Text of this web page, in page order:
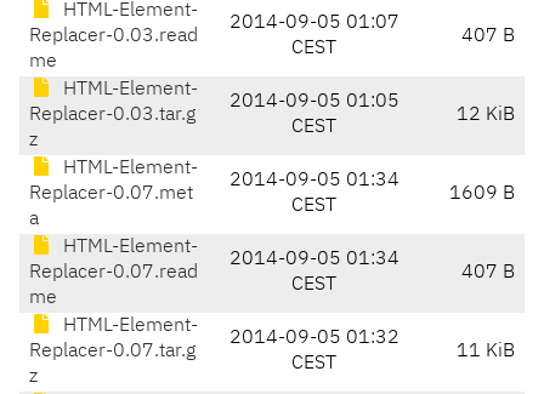
HTML-Element-
Replacer-0.03.read
me
2014-09-05 01:07
CEST
407 B
HTML-Element-
Replacer-0.03.tar.g
z
2014-09-05 01:05
CEST
12 KiB
HTML-Element-
Replacer-0.07.met
a
2014-09-05 01:34
CEST
1609 B
HTML-Element-
Replacer-0.07.read
me
2014-09-05 01:34
CEST
407 B
HTML-Element-
Replacer-0.07.tar.g
z
2014-09-05 01:32
CEST
11 KiB